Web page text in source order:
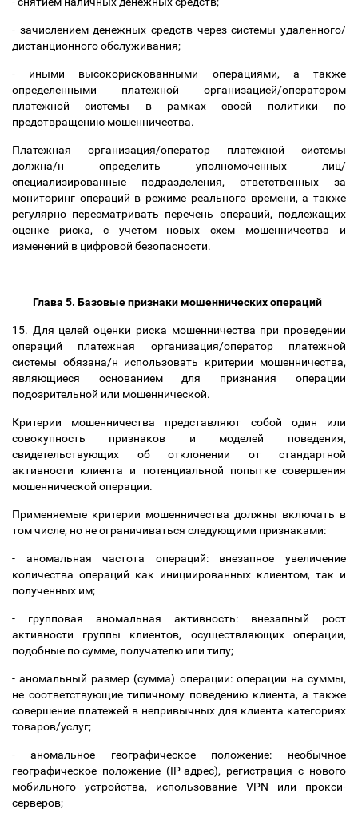
- зачислением денежных средств через системы удаленного/
дистанционного обслуживания;
- иными высокорискованными операциями, а также
определенными платежной организацией/оператором
платежной системы в рамках своей политики по
предотвращению мошенничества.
Платежная организация/оператор платежной системы
должна/н определить уполномоченных лиц/
специализированные подразделения, ответственных за
мониторинг операций в режиме реального времени, а также
регулярно пересматривать перечень операций, подлежащих
оценке риска, с учетом новых схем мошенничества и
изменений в цифровой безопасности.
Глава 5. Базовые признаки мошеннических операций
15. Для целей оценки риска мошенничества при проведении
операций платежная организация/оператор платежной
системы обязана/н использовать критерии мошенничества,
являющиеся основанием для признания операции
подозрительной или мошеннической.
Критерии мошенничества представляют собой один или
совокупность признаков и моделей поведения,
свидетельствующих об отклонении от стандартной
активности клиента и потенциальной попытке совершения
мошеннической операции.
Применяемые критерии мошенничества должны включать в
том числе, но не ограничиваться следующими признаками:
- аномальная частота операций: внезапное увеличение
количества операций как инициированных клиентом, так и
полученных им;
- групповая аномальная активность: внезапный рост
активности группы клиентов, осуществляющих операции,
подобные по сумме, получателю или типу;
- аномальный размер (сумма) операции: операции на суммы,
не соответствующие типичному поведению клиента, а также
совершение платежей в непривычных для клиента категориях
товаров/услуг;
- аномальное географическое положение: необычное
географическое положение (IP-адрес), регистрация с нового
мобильного устройства, использование VPN или прокси-
серверов;